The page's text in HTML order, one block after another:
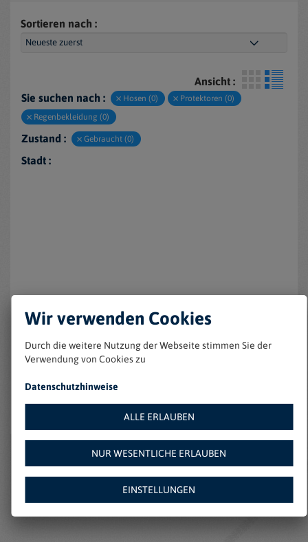
Sortieren nach :
Ansicht :
Sie suchen nach :
Hosen (0)
Protektoren (0)
Regenbekleidung (0)
Zustand : Gebraucht (0)
Stadt :
Keine Einträge gefunden
Weitere Angebote auf
Amazon:
Wir verwenden Cookies
Durch die weitere Nutzung der Webseite stimmen Sie der
Verwendung von Cookies zu
Datenschutzhinweise
ALLE ERLAUBEN
NUR WESENTLICHE ERLAUBEN
EINSTELLUNGEN